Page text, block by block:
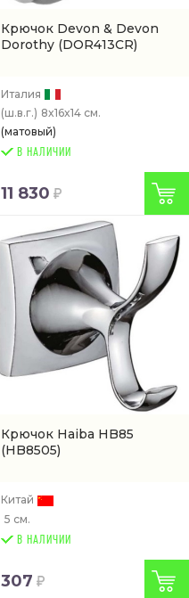
Крючок Devon & Devon
Dorothy (DOR413CR)
Италия
(ш.в.г.) 8x16x14 см.
(матовый)
В НАЛИЧИИ
11 830
Крючок Haiba HB85
(HB8505)
Китай
5 см.
В НАЛИЧИИ
307